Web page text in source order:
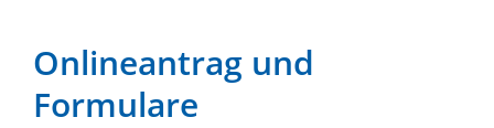
Onlineantrag und
Formulare